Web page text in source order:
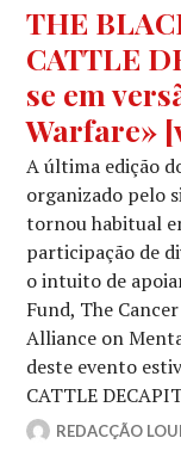
THE
CATTLE
se em
Warfare»
A última edição
organizado pelo
tornou habitual
participação de
o intuito de
Fund, The
Alliance on
deste evento
CATTLE
REDACÇÃO